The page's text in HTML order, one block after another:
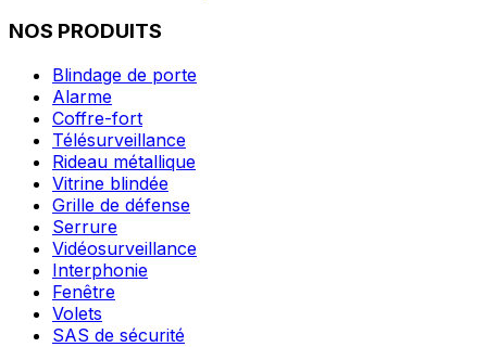
NOS PRODUITS
Blindage de porte
Alarme
Coffre-fort
Télésurveillance
Rideau métallique
Vitrine blindée
Grille de défense
Serrure
Vidéosurveillance
Interphonie
Fenêtre
Volets
SAS de sécurité